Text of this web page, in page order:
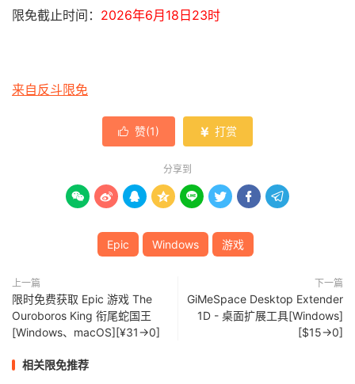
限免截止时间： 2026年6月18日23时
来自反斗限免
 赞(1)  打赏
分享到
       
Epic Windows 游戏
上一篇
限时免费获取 Epic 游戏 The
Ouroboros King 衔尾蛇国王
[Windows、macOS][¥31→0]
下一篇
GiMeSpace Desktop Extender
1D - 桌面扩展工具[Windows]
[$15→0]
相关限免推荐